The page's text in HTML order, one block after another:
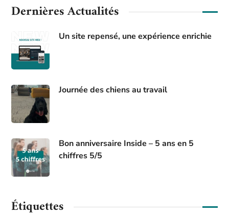
Dernières Actualités
Un site repensé, une expérience enrichie
Journée des chiens au travail
Bon anniversaire Inside – 5 ans en 5
chiffres 5/5
Étiquettes